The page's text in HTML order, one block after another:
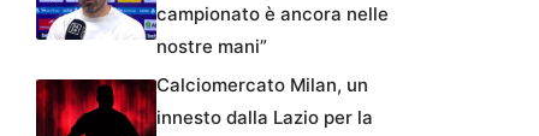
campionato è ancora nelle
nostre mani”
Calciomercato Milan, un
innesto dalla Lazio per la